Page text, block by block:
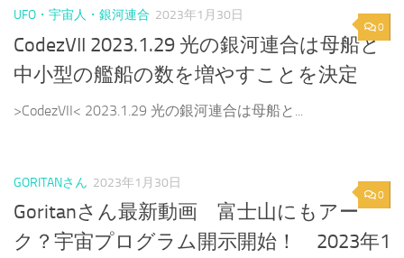
0
UFO・宇宙人・銀河連合 2023年1月30日
CodezVII 2023.1.29 光の銀河連合は母船と
中小型の艦船の数を増やすことを決定
>CodezVII< 2023.1.29 光の銀河連合は母船と...
0
GORITANさん 2023年1月30日
Goritanさん最新動画 富士山にもアー
ク？宇宙プログラム開示開始！ 2023年1